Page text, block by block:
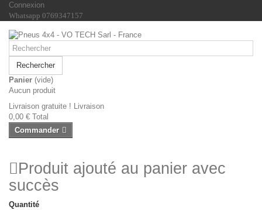
Connexion
Whatsapp 0769347157
Rechercher
Panier (vide)
Aucun produit
Livraison gratuite ! Livraison
0,00 € Total
Commander
Produit ajouté au panier avec
succès
Quantité